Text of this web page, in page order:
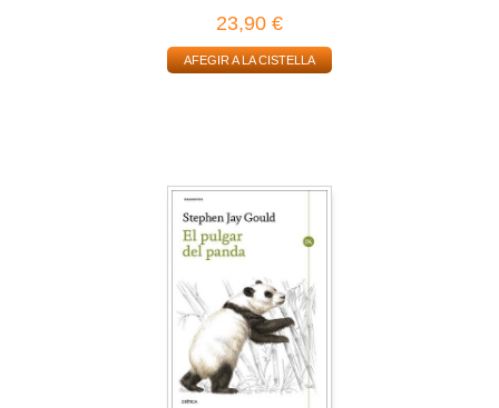
23,90 €
AFEGIR A LA CISTELLA